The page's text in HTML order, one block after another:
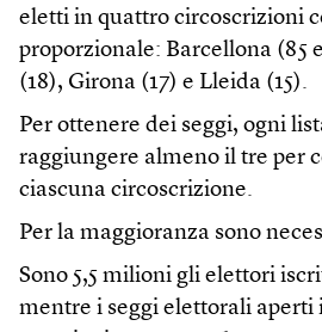
eletti in quattro circoscrizioni
proporzionale: Barcellona (85
(18), Girona (17) e Lleida (15).
Per ottenere dei seggi, ogni
raggiungere almeno il tre per
ciascuna circoscrizione.
Per la maggioranza sono
Sono 5,5 milioni gli elettori
mentre i seggi elettorali aperti